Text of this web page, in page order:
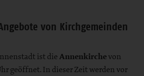
von Kirchgemeinden
ist dieAnnenkirchevon
geöffnet. In dieser Zeit werden vor